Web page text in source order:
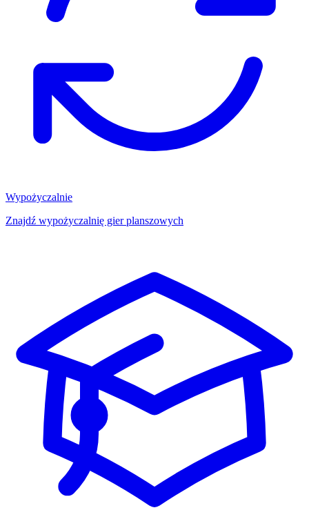
Wypożyczalnie
Znajdź wypożyczalnię gier planszowych